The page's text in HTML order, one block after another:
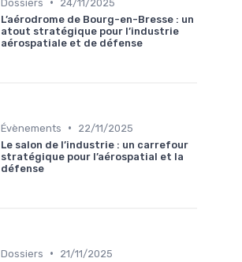
Dossiers
24/11/2025
L’aérodrome de Bourg-en-Bresse : un
atout stratégique pour l’industrie
aérospatiale et de défense
Évènements •
22/11/2025
Le salon de l’industrie : un carrefour
stratégique pour l’aérospatial et la
défense
Dossiers •
21/11/2025